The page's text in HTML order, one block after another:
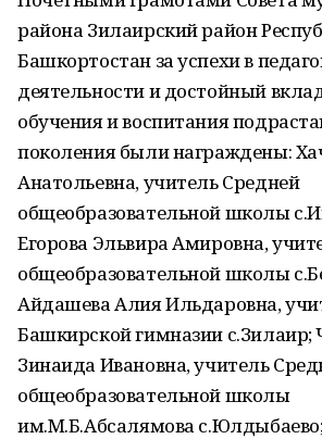
района Зилаирский район
Башкортостан за успехи в
деятельности и достойный
обучения и воспитания
поколения были награждены:
Анатольевна, учитель Средней
общеобразовательной школы
Егорова Эльвира Амировна,
общеобразовательной школы
Айдашева Алия Ильдаровна,
Башкирской гимназии
Зинаида Ивановна, учитель
общеобразовательной школы
им.М.Б.Абсалямова